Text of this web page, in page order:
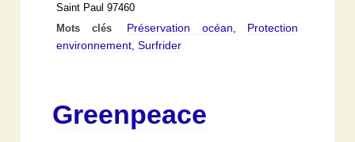
Saint Paul 97460
Mots clés
Préservation océan
Protection
environnement ,Surfrider
Greenpeace